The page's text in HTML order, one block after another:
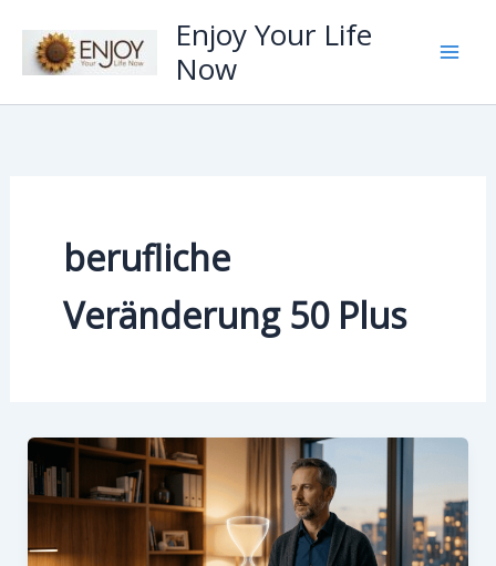
Inhalt
springen
Enjoy Your Life
Now
berufliche
Veränderung 50 Plus